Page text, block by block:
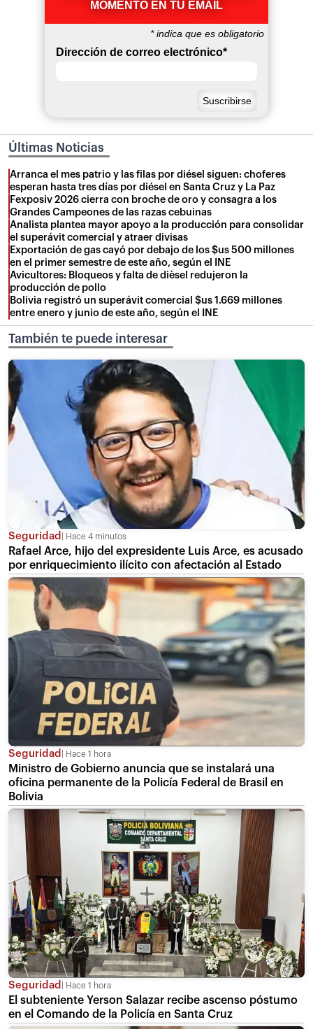
MOMENTO EN TU EMAIL
*indica que es obligatorio
Dirección de correo electrónico*
Últimas Noticias
Arranca el mes patrio y las filas por diésel siguen: choferes
esperan hasta tres días por diésel en Santa Cruz y La Paz
Fexposiv 2026 cierra con broche de oro y consagra a los
Grandes Campeones de las razas cebuinas
Analista plantea mayor apoyo a la producción para consolidar
el superávit comercial y atraer divisas
Exportación de gas cayó por debajo de los $us 500 millones
en el primer semestre de este año, según el INE
Avicultores: Bloqueos y falta de dièsel redujeron la
producción de pollo
Bolivia registró un superávit comercial $us 1.669 millones
entre enero y junio de este año, según el INE
También te puede interesar
Seguridad Hace 4 minutos
Rafael Arce, hijo del expresidente Luis Arce, es acusado
por enriquecimiento ilícito con afectación al Estado
Seguridad Hace 1 hora
Ministro de Gobierno anuncia que se instalará una
oficina permanente de la Policía Federal de Brasil en
Bolivia
Seguridad Hace 1 hora
El subteniente Yerson Salazar recibe ascenso póstumo
en el Comando de la Policía en Santa Cruz